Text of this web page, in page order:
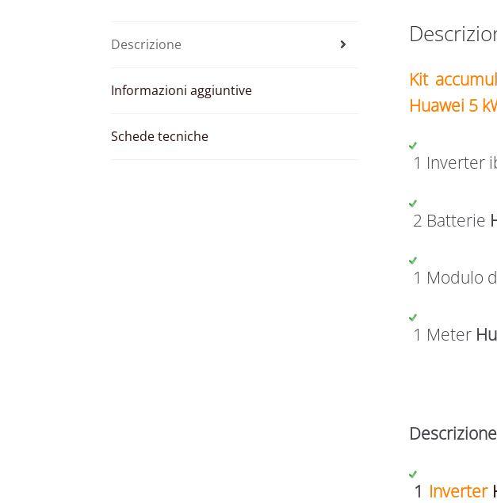
Descrizione
Informazioni aggiuntive
Schede tecniche
Kit
Huawei 5
1 Inverter
2 Batterie
1 Modulo
1 Meter
1 Inverter